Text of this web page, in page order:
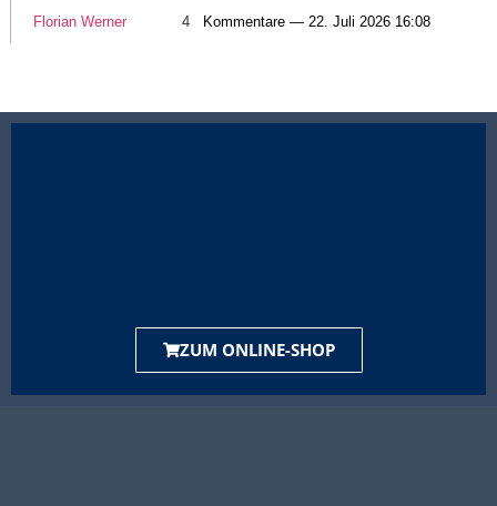
Florian Werner 4 Kommentare — 22. Juli 2026 16:08
ZUM ONLINE-SHOP